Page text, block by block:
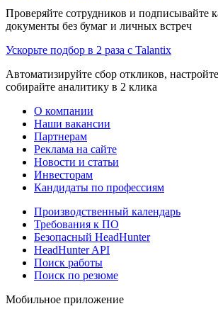
Проверяйте сотрудников и подписывайте
документы без бумаг и личных встреч
Ускорьте подбор в 2 раза с Talantix
Автоматизируйте сбор откликов,
собирайте аналитику в 2 клика
О компании
Наши вакансии
Партнерам
Реклама на сайте
Новости и статьи
Инвесторам
Кандидаты по профессиям
Производственный календарь
Требования к ПО
Безопасный HeadHunter
HeadHunter API
Поиск работы
Поиск по резюме
Мобильное приложение